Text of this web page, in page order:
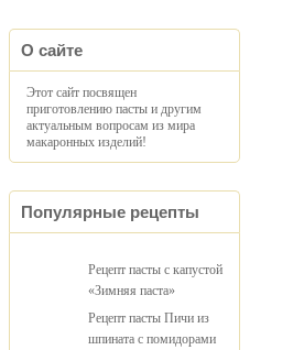
О сайте
Этот сайт посвящен
приготовлению пасты и другим
актуальным вопросам из мира
макаронных изделий!
Популярные рецепты
Рецепт пасты с капустой
«Зимняя паста»
Рецепт пасты Пичи из
шпината с помидорами